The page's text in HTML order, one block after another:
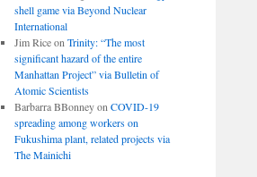
shell game via Beyond Nuclear
International
Jim Riceon Trinity: “The most
significant hazard of the entire
Manhattan Project” via Bulletin of
Atomic Scientists
Barbarra BBonneyon COVID-19
spreading among workers on
Fukushima plant, related projects via
The Mainichi